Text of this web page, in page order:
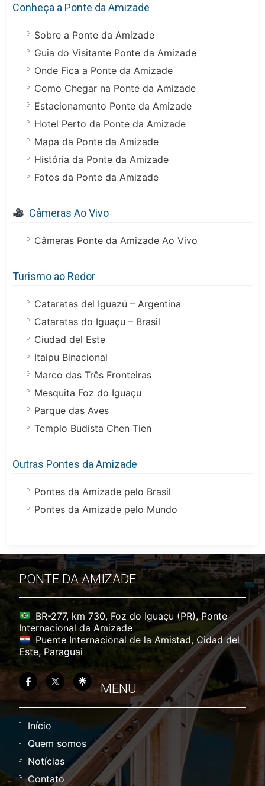
Conheça a Ponte da Amizade
Sobre a Ponte da Amizade
Guia do Visitante Ponte da Amizade
Onde Fica a Ponte da Amizade
Como Chegar na Ponte da Amizade
Estacionamento Ponte da Amizade
Hotel Perto da Ponte da Amizade
Mapa da Ponte da Amizade
História da Ponte da Amizade
Fotos da Ponte da Amizade
Câmeras Ao Vivo
Câmeras Ponte da Amizade Ao Vivo
Turismo ao Redor
Cataratas del Iguazú – Argentina
Cataratas do Iguaçu – Brasil
Ciudad del Este
Itaipu Binacional
Marco das Três Fronteiras
Mesquita Foz do Iguaçu
Parque das Aves
Templo Budista Chen Tien
Outras Pontes da Amizade
Pontes da Amizade pelo Brasil
Pontes da Amizade pelo Mundo
PONTE DA AMIZADE
BR-277, km 730, Foz do Iguaçu (PR), Ponte
Internacional da Amizade
Puente Internacional de la Amistad, Cidad del
Este, Paraguai
MENU
Início
Quem somos
Notícias
Contato